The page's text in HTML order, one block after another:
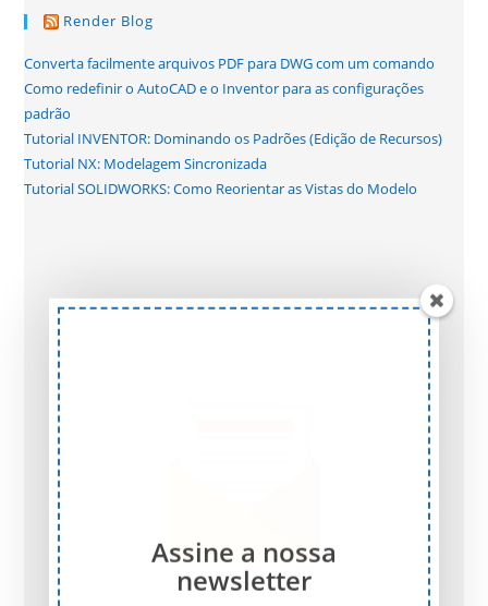
Render Blog
Converta facilmente arquivos PDF para DWG com um comando
Como redefinir o AutoCAD e o Inventor para as configurações
padrão
Tutorial INVENTOR: Dominando os Padrões (Edição de Recursos)
Tutorial NX: Modelagem Sincronizada
Tutorial SOLIDWORKS: Como Reorientar as Vistas do Modelo
Assine a nossa
newsletter